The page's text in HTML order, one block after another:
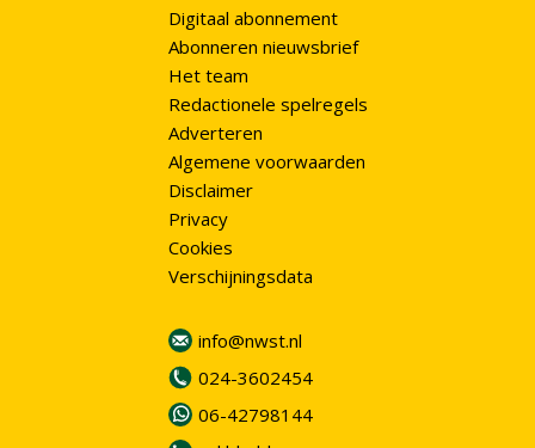
Digitaal abonnement
Abonneren nieuwsbrief
Het team
Redactionele spelregels
Adverteren
Algemene voorwaarden
Disclaimer
Privacy
Cookies
Verschijningsdata
info@nwst.nl
024-3602454
06-42798144